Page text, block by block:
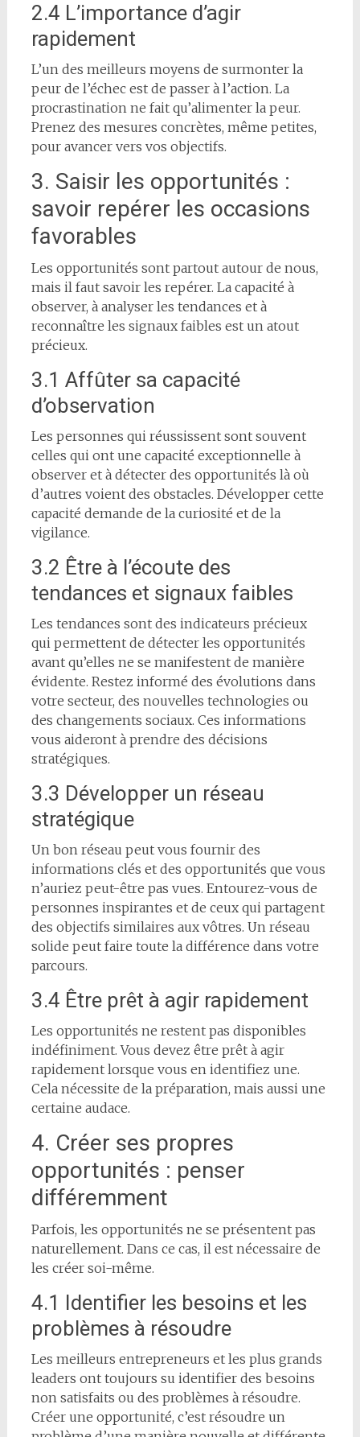
2.4 L’importance d’agir
rapidement
L’un des meilleurs moyens de surmonter la
peur de l’échec est de passer à l’action. La
procrastination ne fait qu’alimenter la peur.
Prenez des mesures concrètes, même petites,
pour avancer vers vos objectifs.
3. Saisir les opportunités :
savoir repérer les occasions
favorables
Les opportunités sont partout autour de nous,
mais il faut savoir les repérer. La capacité à
observer, à analyser les tendances et à
reconnaître les signaux faibles est un atout
précieux.
3.1 Affûter sa capacité
d’observation
Les personnes qui réussissent sont souvent
celles qui ont une capacité exceptionnelle à
observer et à détecter des opportunités là où
d’autres voient des obstacles. Développer cette
capacité demande de la curiosité et de la
vigilance.
3.2 Être à l’écoute des
tendances et signaux faibles
Les tendances sont des indicateurs précieux
qui permettent de détecter les opportunités
avant qu’elles ne se manifestent de manière
évidente. Restez informé des évolutions dans
votre secteur, des nouvelles technologies ou
des changements sociaux. Ces informations
vous aideront à prendre des décisions
stratégiques.
3.3 Développer un réseau
stratégique
Un bon réseau peut vous fournir des
informations clés et des opportunités que vous
n’auriez peut-être pas vues. Entourez-vous de
personnes inspirantes et de ceux qui partagent
des objectifs similaires aux vôtres. Un réseau
solide peut faire toute la différence dans votre
parcours.
3.4 Être prêt à agir rapidement
Les opportunités ne restent pas disponibles
indéfiniment. Vous devez être prêt à agir
rapidement lorsque vous en identifiez une.
Cela nécessite de la préparation, mais aussi une
certaine audace.
4. Créer ses propres
opportunités : penser
différemment
Parfois, les opportunités ne se présentent pas
naturellement. Dans ce cas, il est nécessaire de
les créer soi-même.
4.1 Identifier les besoins et les
problèmes à résoudre
Les meilleurs entrepreneurs et les plus grands
leaders ont toujours su identifier des besoins
non satisfaits ou des problèmes à résoudre.
Créer une opportunité, c’est résoudre un